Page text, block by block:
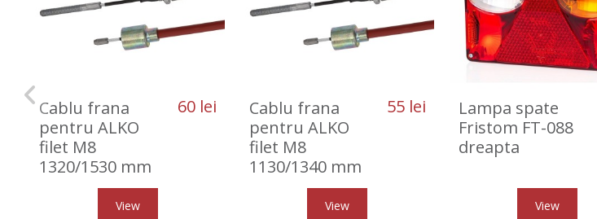
Cablu frana
pentru ALKO
filet M8
1320/1530 mm
60 lei
View
Cablu frana
pentru ALKO
filet M8
1130/1340 mm
55 lei
View
Lampa spate
Fristom FT-088
dreapta
View